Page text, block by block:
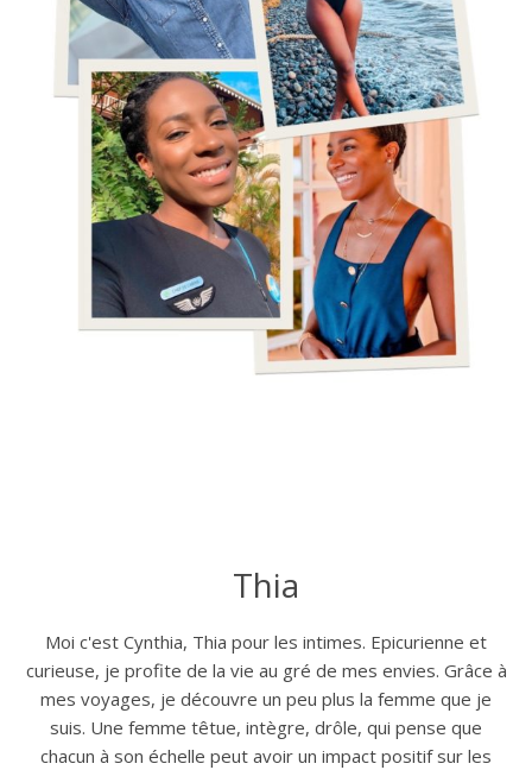
Thia
Moi c'est Cynthia, Thia pour les intimes. Epicurienne et
curieuse, je profite de la vie au gré de mes envies. Grâce à
mes voyages, je découvre un peu plus la femme que je
suis. Une femme têtue, intègre, drôle, qui pense que
chacun à son échelle peut avoir un impact positif sur les